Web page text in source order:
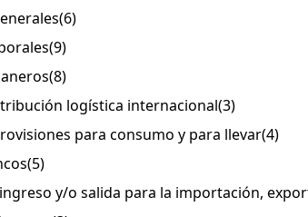
(6)
(9)
(8)
logística internacional(3)
para consumo y para llevar(4)
(5)
y/o salida para la importación,